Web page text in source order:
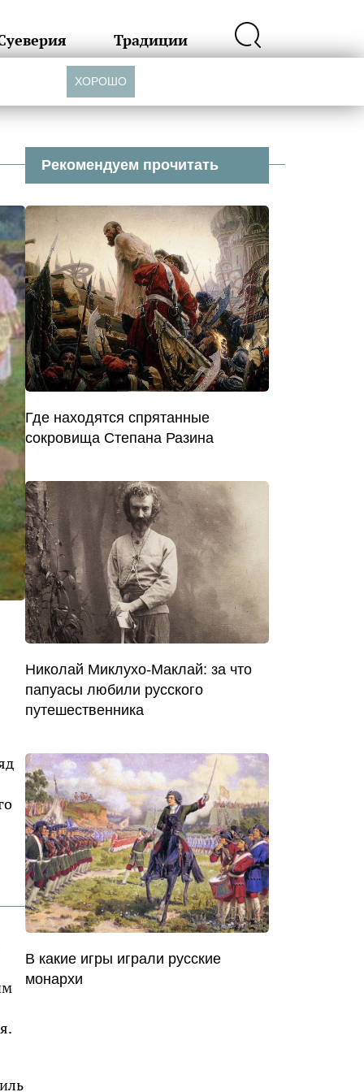
Традиции
Рекомендуем прочитать
Где находятся спрятанные
сокровища Степана Разина
Николай Миклухо-Маклай: за что
папуасы любили русского
путешественника
В какие игры играли русские
монархи
ХОРОШО